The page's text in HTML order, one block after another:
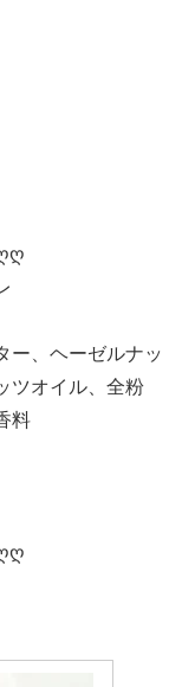
ー、ヘーゼルナッ
ツオイル、全粉
料